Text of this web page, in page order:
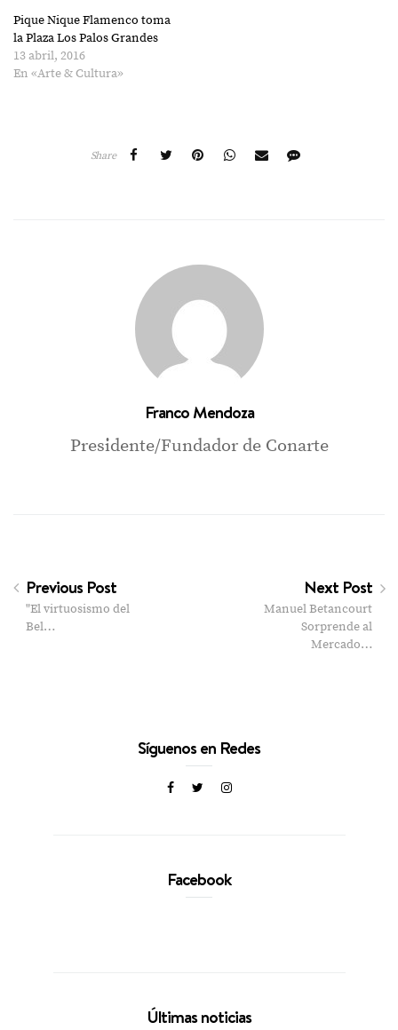
Pique Nique Flamenco toma
la Plaza Los Palos Grandes
13 abril, 2016
En «Arte & Cultura»
Share
Franco Mendoza
Presidente/Fundador de Conarte
Previous Post
"El virtuosismo del
Bel…
Next Post
Manuel Betancourt
Sorprende al
Mercado…
Síguenos en Redes
Facebook
Últimas noticias